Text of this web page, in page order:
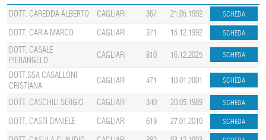
DOTT. CAREDDA ALBERTO CAGLIARI 367
21.05.1992
DOTT. CARIA MARCO
CAGLIARI 371
15.12.1992
DOTT. CASALE
PIERANGELO
CAGLIARI 810
16.12.2025
DOTT.SSA CASALLONI
CRISTIANA
CAGLIARI 471 10.01.2001
DOTT. CASCHILI SERGIO CAGLIARI 340
20.05.1989
DOTT. CASTI DANIELE
CAGLIARI 619
27.01.2010